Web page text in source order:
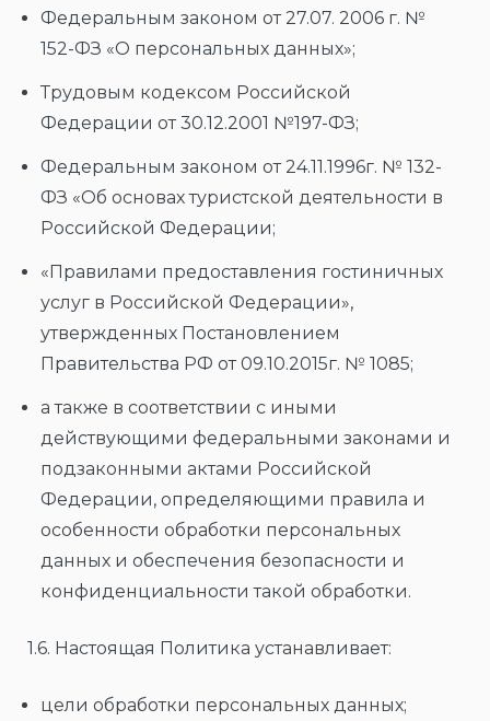
Федеральным законом от 27.07. 2006 г. №
152-ФЗ «О персональных данных»;
Трудовым кодексом Российской
Федерации от 30.12.2001 №197-ФЗ;
Федеральным законом от 24.11.1996г. № 132-
ФЗ «Об основах туристской деятельности в
Российской Федерации;
«Правилами предоставления гостиничных
услуг в Российской Федерации»,
утвержденных Постановлением
Правительства РФ от 09.10.2015г. № 1085;
а также в соответствии с иными
действующими федеральными законами и
подзаконными актами Российской
Федерации, определяющими правила и
особенности обработки персональных
данных и обеспечения безопасности и
конфиденциальности такой обработки.
1.6. Настоящая Политика устанавливает:
цели обработки персональных данных;